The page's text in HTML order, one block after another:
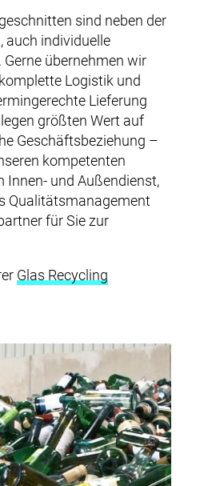
sind neben der
auch individuelle
übernehmen wir
Logistik und
Lieferung
größten Wert auf
Geschäftsbeziehung –
kompetenten
Innen- und Außendienst,
Qualitätsmanagement
für Sie zur
Glas Recycling